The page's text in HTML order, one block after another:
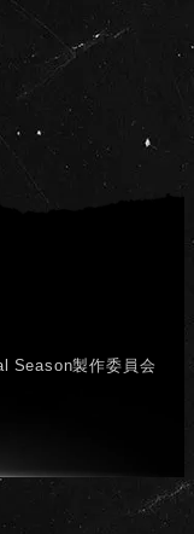
Season製作委員会